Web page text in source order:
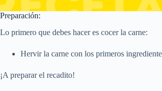
Preparación:
Lo primero que debes hacer es cocer la carne:
Hervir la carne con los primeros
¡A preparar el recadito!